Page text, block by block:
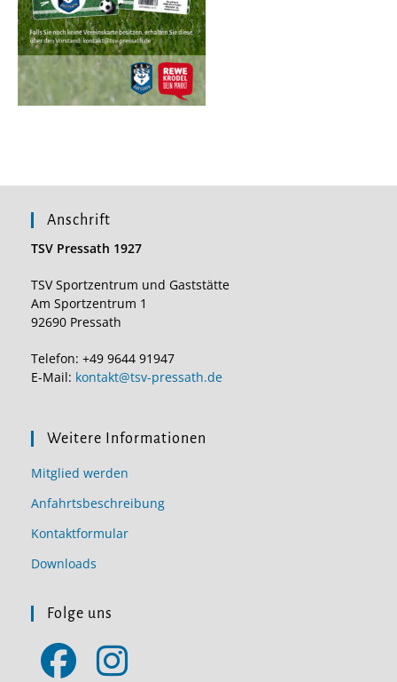
Anschrift
TSV Pressath 1927
TSV Sportzentrum und Gaststätte
Am Sportzentrum 1
92690 Pressath
Telefon: +49 9644 91947
E-Mail: kontakt@tsv-pressath.de
Weitere Informationen
Mitglied werden
Anfahrtsbeschreibung
Kontaktformular
Downloads
Folge uns